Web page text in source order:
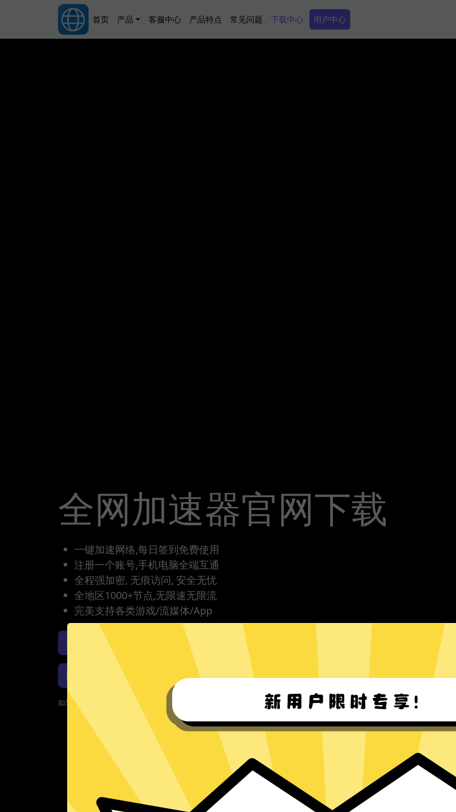
Main navigation
首页 产品 客服中心 产品特点 常见问题 下载中心 Secondary Menu
用户中心
全网加速器官网下载
一键加速网络,每日签到免费使用
注册一个账号,手机电脑全端互通
全程强加密, 无痕访问, 安全无忧
全地区1000+节点,无限速无限流
完美支持各类游戏/流媒体/App
全网加速器iOS版下载 全网加速器安卓版下载
全网加速器Windows下载 全网加速器Mac版下载
如果您的App当前遇到问题，请重新下载App！